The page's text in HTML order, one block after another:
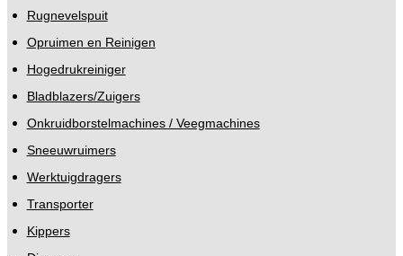
Rugnevelspuit
Opruimen en Reinigen
Hogedrukreiniger
Bladblazers/Zuigers
Onkruidborstelmachines / Veegmachines
Sneeuwruimers
Werktuigdragers
Transporter
Kippers